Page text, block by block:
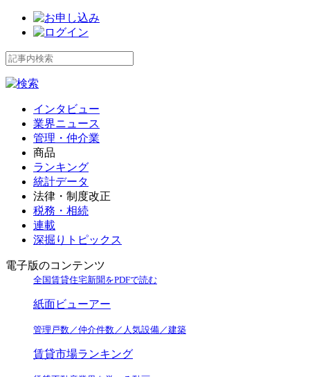
インタビュー
業界ニュース
管理・仲介業
商品
ランキング
統計データ
法律・制度改正
税務・相続
連載
深掘りトピックス
電子版のコンテンツ
全国賃貸住宅新聞をPDFで読む
紙面ビューアー
管理戸数／仲介件数／人気設備／建築
賃貸市場ランキング